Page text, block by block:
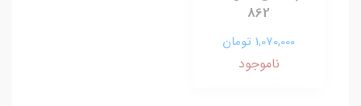
862
1,070,000 تومان
ناموجود